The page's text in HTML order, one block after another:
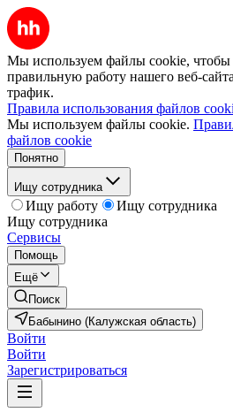
Мы используем файлы cookie, чтобы
правильную работу нашего веб-
трафик.
Правила использования файлов
Мы используем файлы cookie.
файлов cookie
Понятно
Ищу сотрудника
Ищу работу
Ищу сотрудника
Ищу сотрудника
Сервисы
Помощь
Ещё
Поиск
Бабынино (Калужская область)
Войти
Войти
Зарегистрироваться